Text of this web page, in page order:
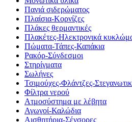
Πανιά σιδερώματος
Πλαίσια-Κορνίζες
Πλάκες θερμαντικές
Πλακέτες-Ηλεκτρονικά
Πώματα-Τάπες-Καπάκια
Ρακόρ-Σύνδεσμοι
Στηρίγματα
Σωλήνες
Τσιμούχες-Φλάντζες-
Φίλτρα νερού
Ατμοσύστημα με λέβητα
Αγωγοί-Καλώδια
Αισθητήρια-Σένσορες